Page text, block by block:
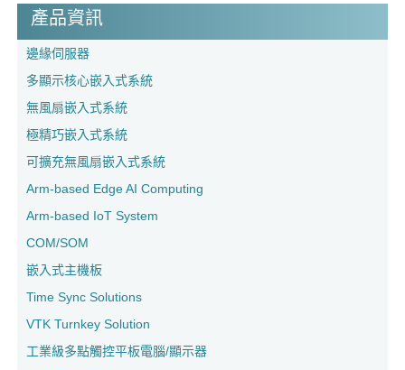
產品資訊
邊緣伺服器
多顯示核心嵌入式系統
無風扇嵌入式系統
極精巧嵌入式系統
可擴充無風扇嵌入式系統
Arm-based Edge AI Computing
Arm-based IoT System
COM/SOM
嵌入式主機板
Time Sync Solutions
VTK Turnkey Solution
工業級多點觸控平板電腦/顯示器